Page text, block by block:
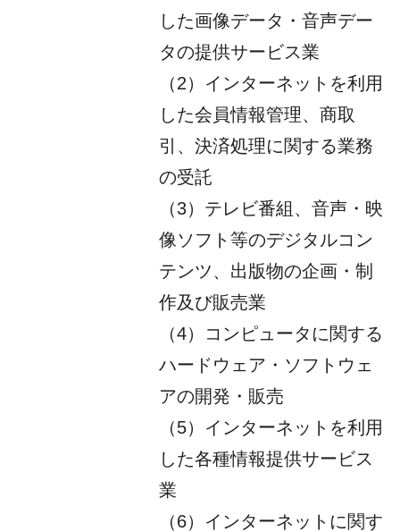
した画像データ・音声デー
タの提供サービス業
（2）インターネットを利用
した会員情報管理、商取
引、決済処理に関する業務
の受託
（3）テレビ番組、音声・映
像ソフト等のデジタルコン
テンツ、出版物の企画・制
作及び販売業
（4）コンピュータに関する
ハードウェア・ソフトウェ
アの開発・販売
（5）インターネットを利用
した各種情報提供サービス
業
（6）インターネットに関す